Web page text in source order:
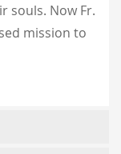
souls. Now Fr.
mission to